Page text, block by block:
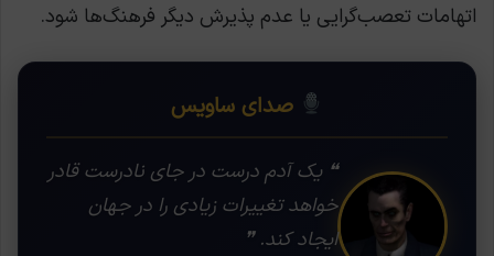
اتهامات تعصب‌گرایی یا عدم پذیرش دیگر فرهنگ‌ها شود.
صدای ساویس
❝ یک آدم درست در جای نادرست قادر
خواهد تغییرات زیادی را در جهان
ایجاد کند. ❞